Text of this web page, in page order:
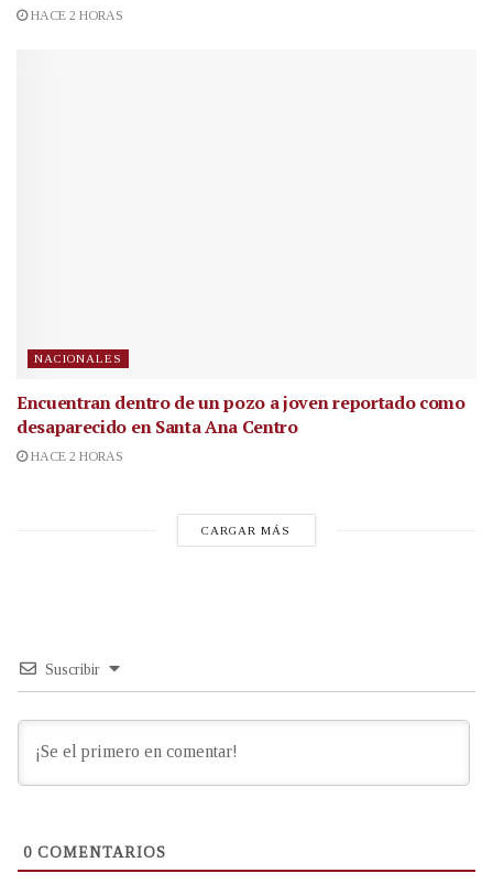
HACE 2 HORAS
NACIONALES
Encuentran dentro de un pozo a joven reportado como
desaparecido en Santa Ana Centro
HACE 2 HORAS
CARGAR MÁS
Suscribir
0 COMENTARIOS